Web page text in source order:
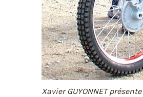
Xavier GUYONNET